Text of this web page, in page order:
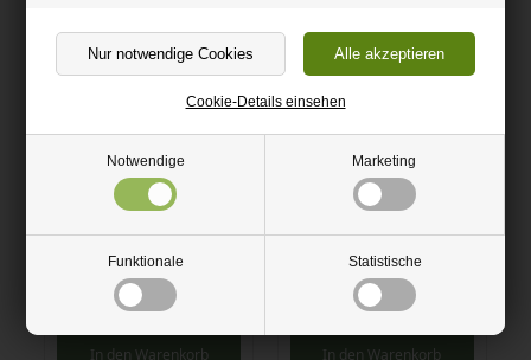
Notwendige Marketing
Funktionale Statistische
Cookie-Details einsehen
Großes Tablett klares
Acryl
In den Warenkorb
Großes Tablett schwarzes
Acryl
In den Warenkorb